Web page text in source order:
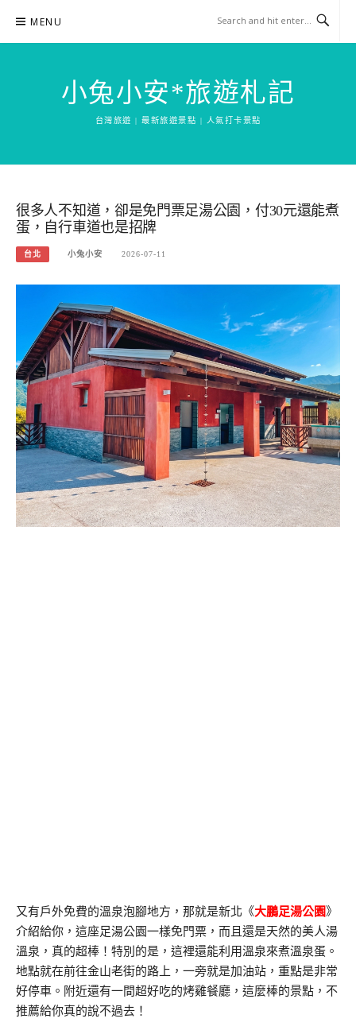
content
MENU
小兔小安*旅遊札記
台灣旅遊 | 最新旅遊景點 | 人氣打卡景點
很多人不知道，卻是免門票足湯公園，付30元還能煮
蛋，自行車道也是招牌
台北 小兔小安 2026-07-11
又有戶外免費的溫泉泡腳地方，那就是新北《大鵬足湯公園》
介紹給你，這座足湯公園一樣免門票，而且還是天然的美人湯
溫泉，真的超棒！特別的是，這裡還能利用溫泉來煮溫泉蛋。
地點就在前往金山老街的路上，一旁就是加油站，重點是非常
好停車。附近還有一間超好吃的烤雞餐廳，這麼棒的景點，不
推薦給你真的說不過去！